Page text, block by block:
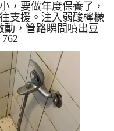
，要做年度保養了，
支援。注入弱酸檸檬
動，管路瞬間噴出豆
又掉出黑色異物，越
乾淨出水量也變大
除」？ 單靠水壓帶
顏色，反映了不同的
線老化徵兆。 黑色
綠色（銅綠）： 銅
。 ...